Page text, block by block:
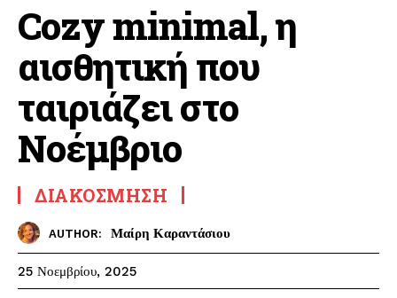
Cozy minimal, η
αισθητική που
ταιριάζει στο
Νοέμβριο
ΔΙΑΚΌΣΜΗΣΗ
AUTHOR: Μαίρη Καραντάσιου
25 Νοεμβρίου, 2025